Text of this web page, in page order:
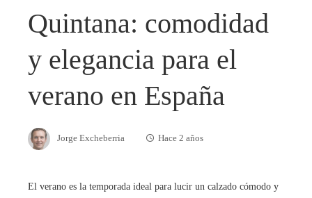
Quintana: comodidad
y elegancia para el
verano en España
Jorge Excheberria Hace 2 años
El verano es la temporada ideal para lucir un calzado cómodo y